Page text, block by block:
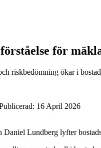
förståelse för
riskbedömning ökar i
16 April 2026
Daniel Lundberg lyfter